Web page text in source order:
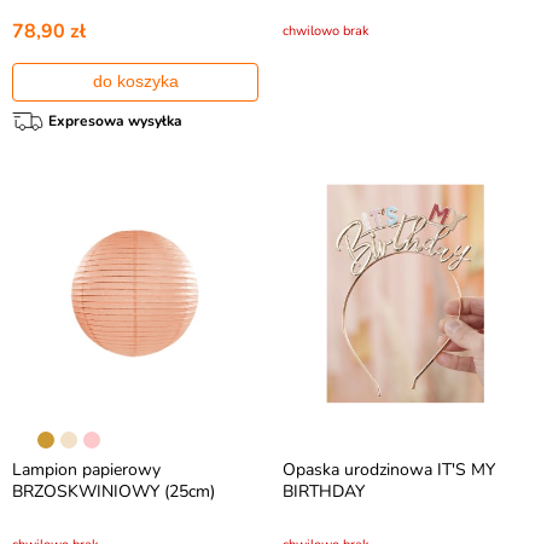
78,90 zł
do koszyka
Expresowa wysyłka
chwilowo brak
Lampion papierowy
BRZOSKWINIOWY (25cm)
Opaska urodzinowa IT'S MY
BIRTHDAY